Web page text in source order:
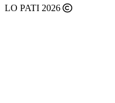
LO PATI 2026